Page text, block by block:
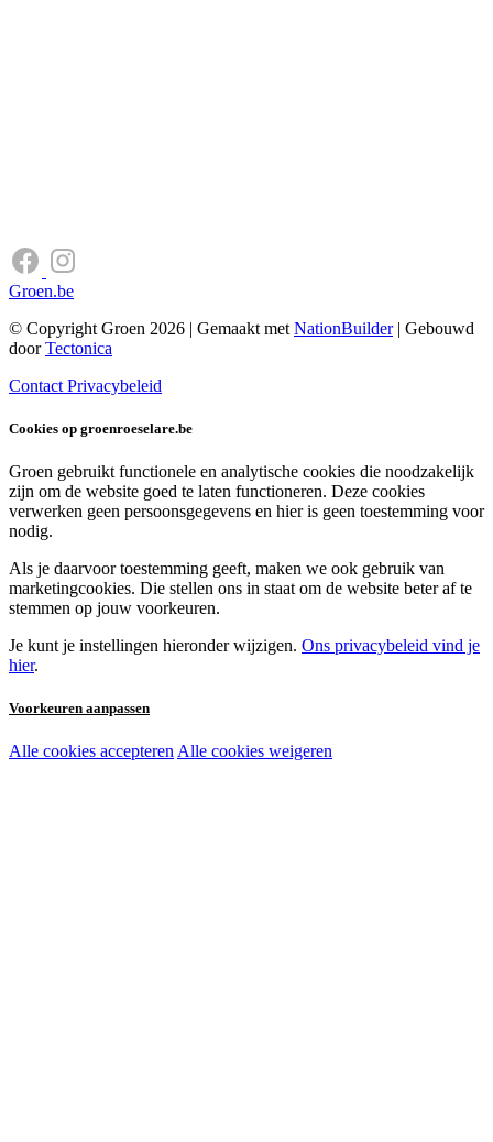
Groen.be
© Copyright Groen 2026 | Gemaakt met NationBuilder| Gebouwd
doorTectonica
Contact Privacybeleid
Cookies op groenroeselare.be
Groen gebruikt functionele en analytische cookies die noodzakelijk
zijn om de website goed te laten functioneren. Deze cookies
verwerken geen persoonsgegevens en hier is geen toestemming voor
nodig.
Als je daarvoor toestemming geeft, maken we ook gebruik van
marketingcookies. Die stellen ons in staat om de website beter af te
stemmen op jouw voorkeuren.
Je kunt je instellingen hieronder wijzigen. Ons privacybeleid vind je
hier.
Voorkeuren aanpassen
Noodzakelijke cookies:
Alle cookies accepteren Alle cookies weigeren